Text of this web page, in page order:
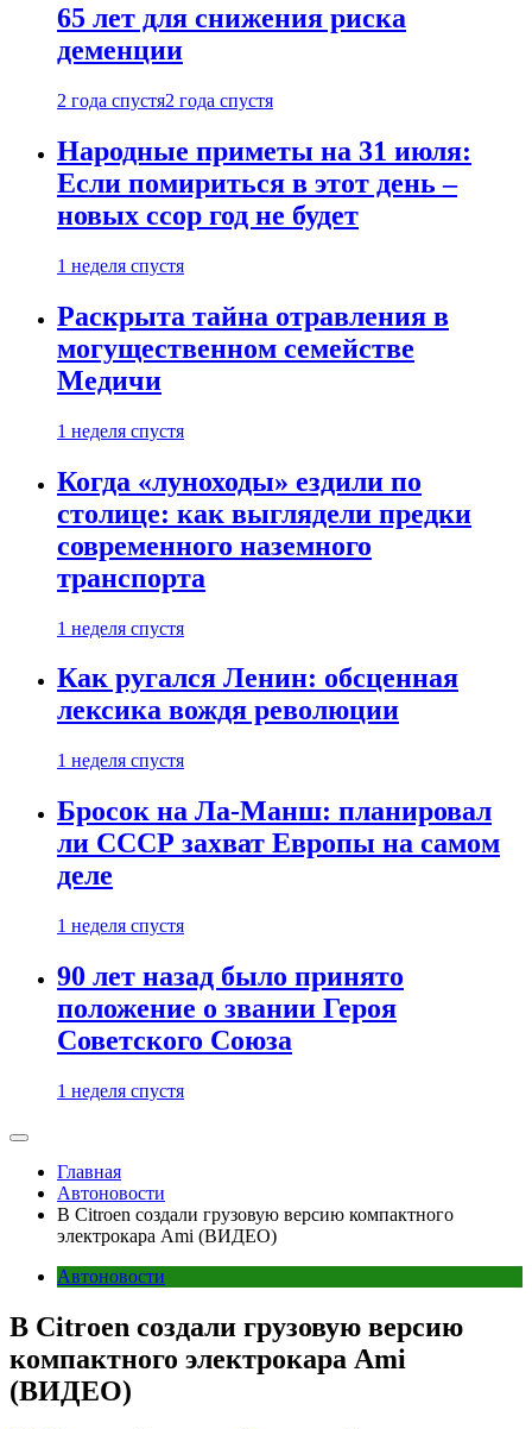
65 лет для снижения риска
деменции
2 года спустя2 года спустя
Народные приметы на 31 июля:
Если помириться в этот день –
новых ссор год не будет
1 неделя спустя
Раскрыта тайна отравления в
могущественном семействе
Медичи
1 неделя спустя
Когда «луноходы» ездили по
столице: как выглядели предки
современного наземного
транспорта
1 неделя спустя
Как ругался Ленин: обсценная
лексика вождя революции
1 неделя спустя
Бросок на Ла-Манш: планировал
ли СССР захват Европы на самом
деле
1 неделя спустя
90 лет назад было принято
положение о звании Героя
Советского Союза
1 неделя спустя
Главная
Автоновости
В Citroen создали грузовую версию компактного
электрокара Ami (ВИДЕО)
Автоновости
В Citroen создали грузовую версию
компактного электрокара Ami
(ВИДЕО)